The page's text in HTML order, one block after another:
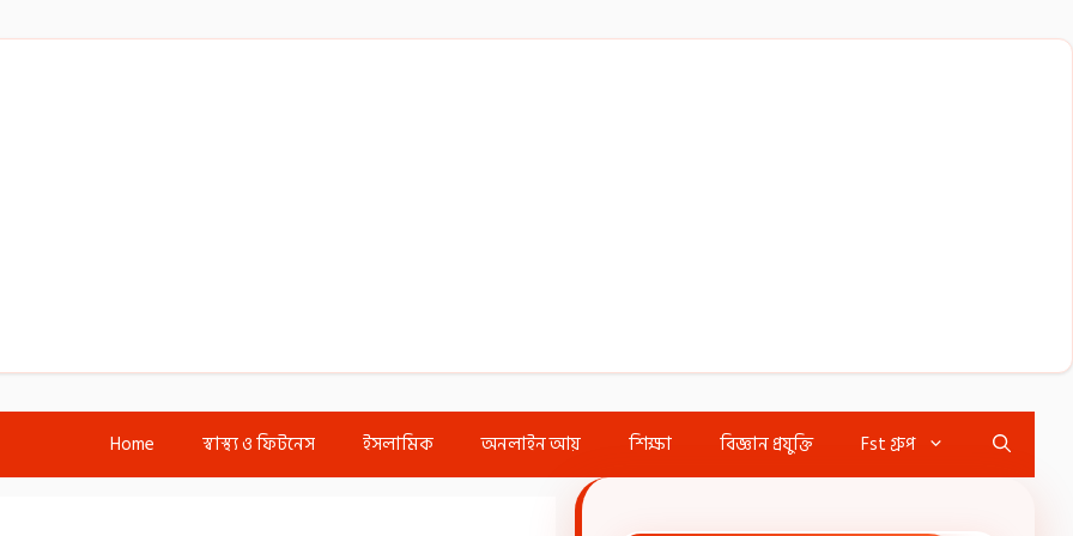
Home স্বাস্থ্য ও ফিটনেস ইসলামিক অনলাইন আয় শিক্ষা বিজ্ঞান প্রযুক্তি Fst গ্রুপ